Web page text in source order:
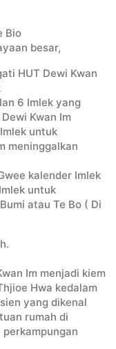
Bio
besar,
HUT Dewi Kwan
6 Imlek yang
Kwan Im
untuk
meninggalkan
kalender Imlek
untuk
atau Te Bo ( Di
Im menjadi kiem
Hwa kedalam
yang dikenal
rumah di